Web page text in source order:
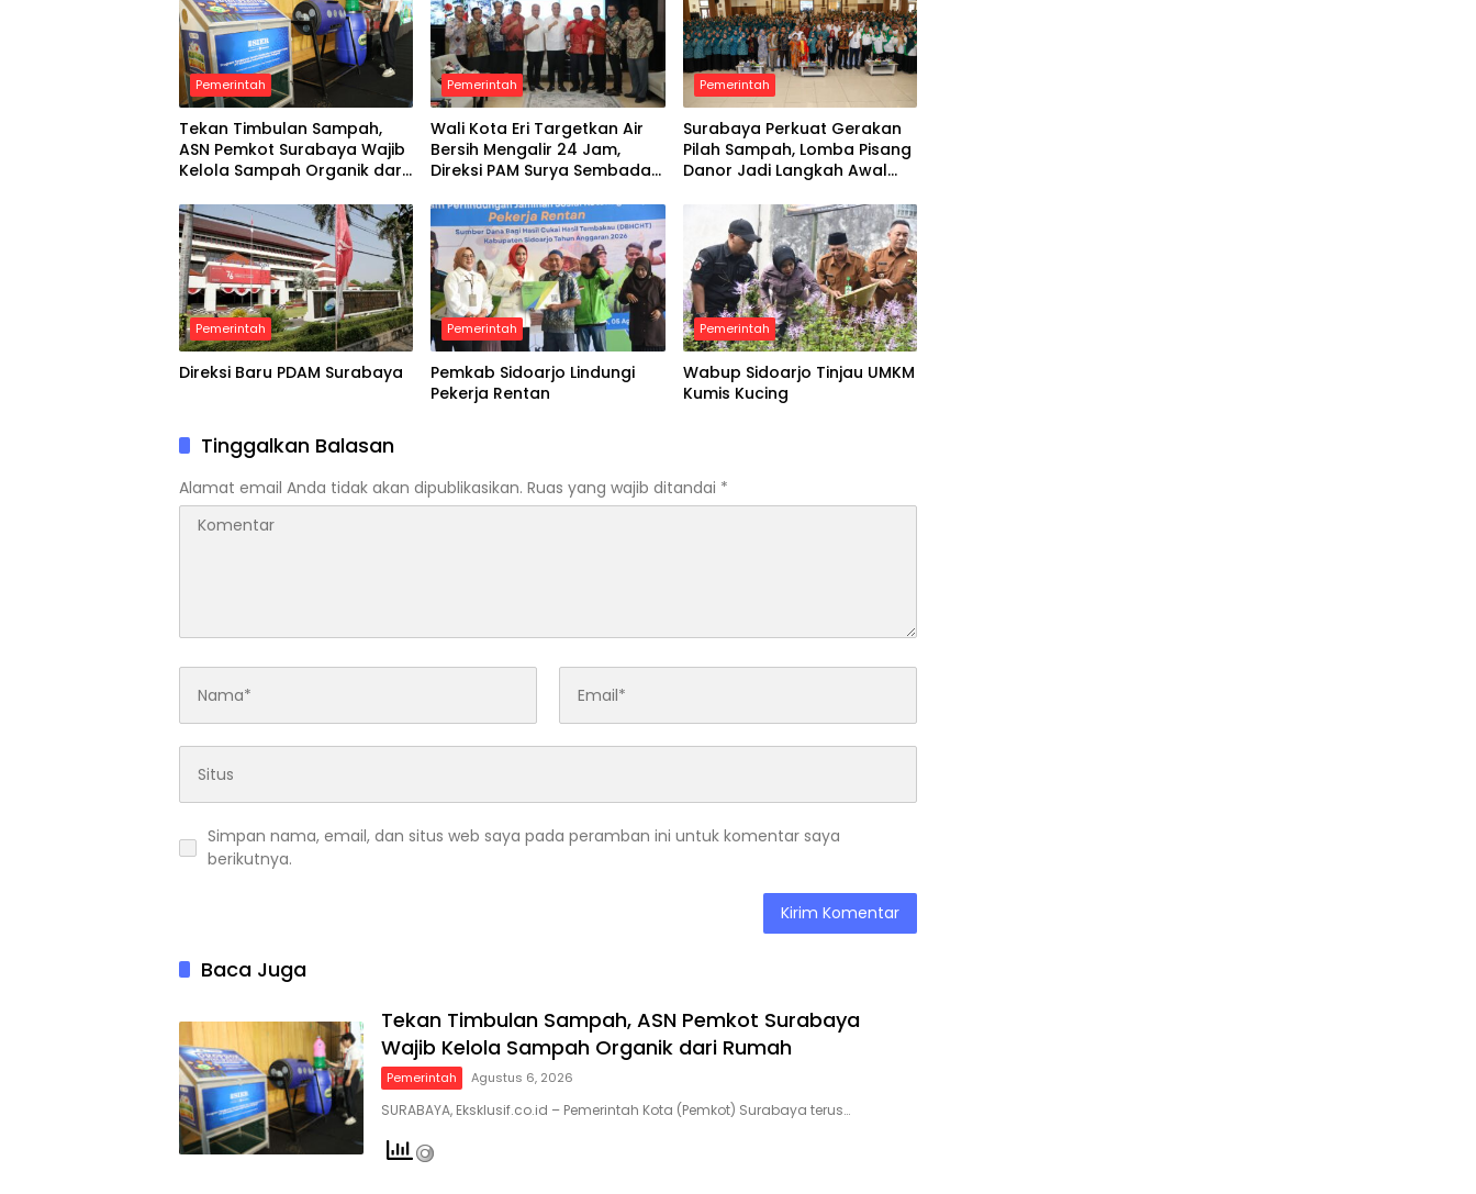
Pemerintah
Tekan Timbulan Sampah,
ASN Pemkot Surabaya Wajib
Kelola Sampah Organik dari
Pemerintah
Wali Kota Eri Targetkan Air
Bersih Mengalir 24 Jam,
Direksi PAM Surya Sembada
Pemerintah
Surabaya Perkuat Gerakan
Pilah Sampah, Lomba Pisang
Danor Jadi Langkah Awal
Pemerintah
Direksi Baru PDAM Surabaya
Pemerintah
Pemkab Sidoarjo Lindungi
Pekerja Rentan
Pemerintah
Wabup Sidoarjo Tinjau UMKM
Kumis Kucing
Tinggalkan Balasan
Alamat email Anda tidak akan dipublikasikan. Ruas yang wajib ditandai *
Simpan nama, email, dan situs web saya pada peramban ini untuk komentar saya
berikutnya.
Baca Juga
Tekan Timbulan Sampah, ASN Pemkot Surabaya
Wajib Kelola Sampah Organik dari Rumah
Pemerintah Agustus 6, 2026
SURABAYA, Eksklusif.co.id – Pemerintah Kota (Pemkot) Surabaya terus…